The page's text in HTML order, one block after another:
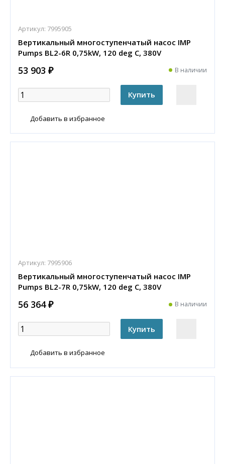
Артикул: 7995905
Вертикальный многоступенчатый насос IMP
Pumps BL2-6R 0,75kW, 120 deg C, 380V
53 903 ₽ В наличии
Добавить в избранное
Артикул: 7995906
Вертикальный многоступенчатый насос IMP
Pumps BL2-7R 0,75kW, 120 deg C, 380V
56 364 ₽ В наличии
Добавить в избранное